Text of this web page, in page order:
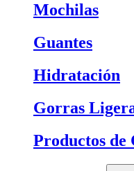
Mochilas
Guantes
Hidratación
Gorras
Productos de